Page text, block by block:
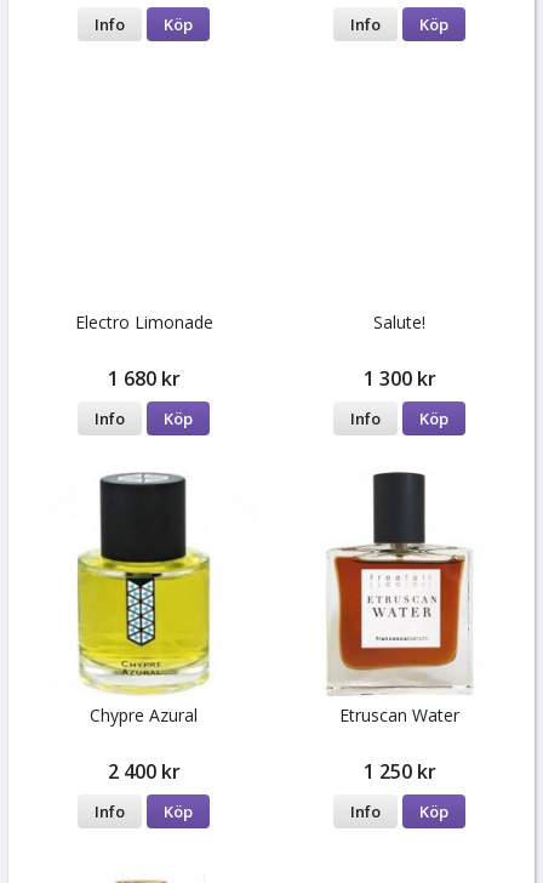
Info Köp Info Köp
Electro Limonade
1 680 kr
Info Köp
Salute!
1 300 kr
Info Köp
Chypre Azural
2 400 kr
Info Köp
Etruscan Water
1 250 kr
Info Köp